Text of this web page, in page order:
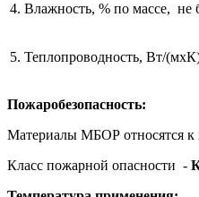
4. Влажность, % по массе, не
5. Теплопроводность, Вт/
Пожаробезопасность:
Материалы МБОР относятся к
Класс пожарной опасности -